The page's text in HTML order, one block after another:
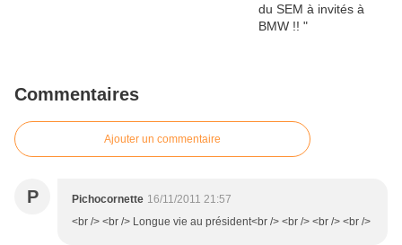
Commentaires
Ajouter un commentaire
P Pichocornette 16/11/2011 21:57
<br /> <br /> Longue vie au président<br /> <br /> <br /> <br />